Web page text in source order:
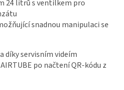
24 litrů s ventilkem pro
snadnou manipulaci se
díky servisním videím
po načtení QR-kódu z